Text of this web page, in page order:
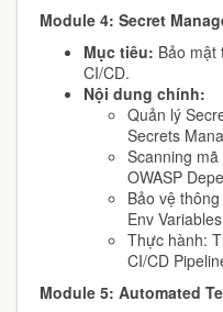
Module 4: Secret
Mục tiêu: Bảo mật
CI/CD.
Nội dung chính:
Quản lý
Secrets
Scanning
OWASP
Bảo vệ
Env
Thực hành:
CI/CD
Module 5: Automated